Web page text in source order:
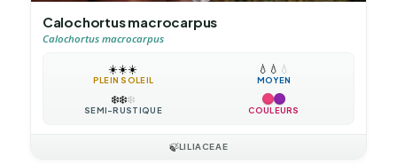
Calochortus macrocarpus
Calochortus macrocarpus
☀️☀️☀️
PLEIN SOLEIL
💧 💧 💧
MOYEN
❄️❄️❄️
SEMI-RUSTIQUE COULEURS
🍃LILIACEAE